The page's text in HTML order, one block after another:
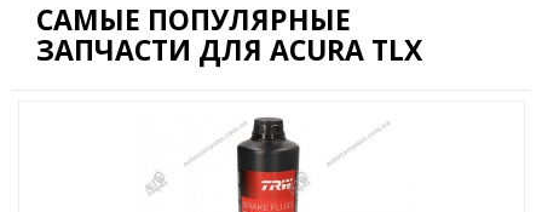
САМЫЕ ПОПУЛЯРНЫЕ
ЗАПЧАСТИ ДЛЯ ACURA TLX